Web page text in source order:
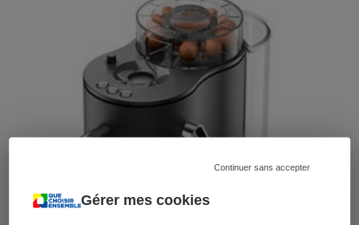
Gérer mes cookies
Continuer sans accepter